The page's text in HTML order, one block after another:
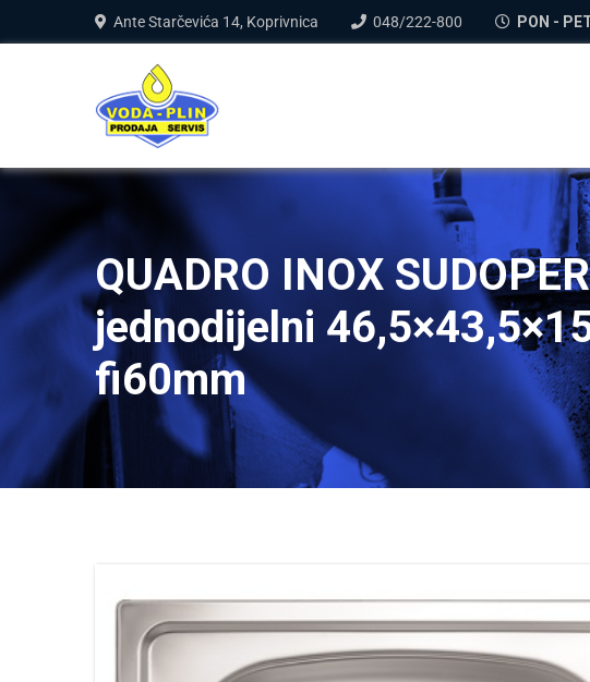
Ante Starčevića 14, Koprivnica 048/222-800 PON -
QUADRO INOX
jednodijelni
fi60mm